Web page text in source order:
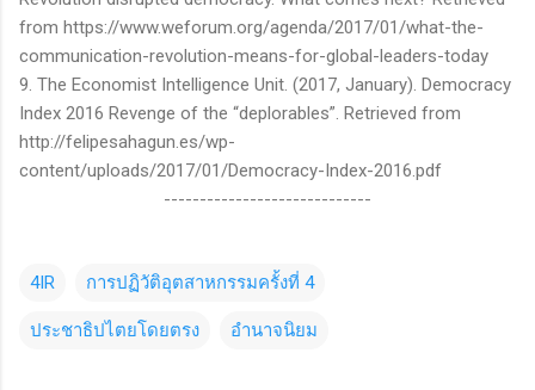
from https://www.weforum.org/agenda/2017/01/what-the-
communication-revolution-means-for-global-leaders-today
9. The Economist Intelligence Unit. (2017, January). Democracy
Index 2016 Revenge of the “deplorables”. Retrieved from
http://felipesahagun.es/wp-
content/uploads/2017/01/Democracy-Index-2016.pdf
-----------------------------
4IR การปฏิวัติอุตสาหกรรมครั้งที่ 4
ประชาธิปไตยโดยตรง อำนาจนิยม